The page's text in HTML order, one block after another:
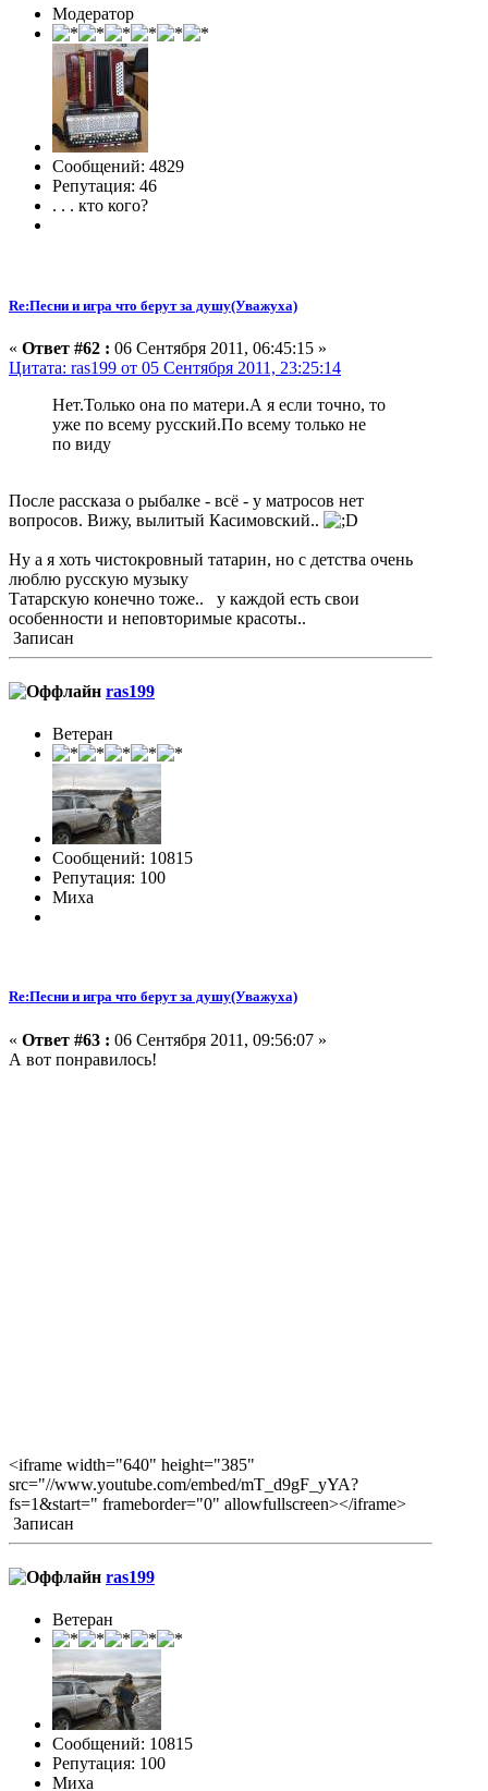
Модератор
Сообщений: 4829
Репутация: 46
. . . кто кого?
Re:Песни и игра что берут за душу(Уважуха)
« Ответ #62 : 06 Сентября 2011, 06:45:15 »
Цитата: ras199 от 05 Сентября 2011, 23:25:14
Нет.Только она по матери.А я если точно, то
уже по всему русский.По всему только не
по виду
После рассказа о рыбалке - всё - у матросов нет
вопросов. Вижу, вылитый Касимовский..
Ну а я хоть чистокровный татарин, но с детства очень
люблю русскую музыку
Татарскую конечно тоже.. у каждой есть свои
особенности и неповторимые красоты..
Записан
ras199
Ветеран
Сообщений: 10815
Репутация: 100
Миха
Re:Песни и игра что берут за душу(Уважуха)
« Ответ #63 : 06 Сентября 2011, 09:56:07 »
А вот понравилось!
<iframe width="640" height="385"
src="//www.youtube.com/embed/mT_d9gF_yYA?
fs=1&start=" frameborder="0" allowfullscreen></iframe>
Записан
ras199
Ветеран
Сообщений: 10815
Репутация: 100
Миха